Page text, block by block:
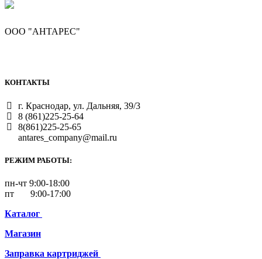
ООО "АНТАРЕС"
КОНТАКТЫ
г. Краснодар, ул. Дальняя, 39/3
8 (861)225-25-64
8(861)225-25-65
antares_company@mail.ru
РЕЖИМ РАБОТЫ:
пн-чт 9:00-18:00
пт 9:00-17:00
Каталог
Магазин
Заправка картриджей